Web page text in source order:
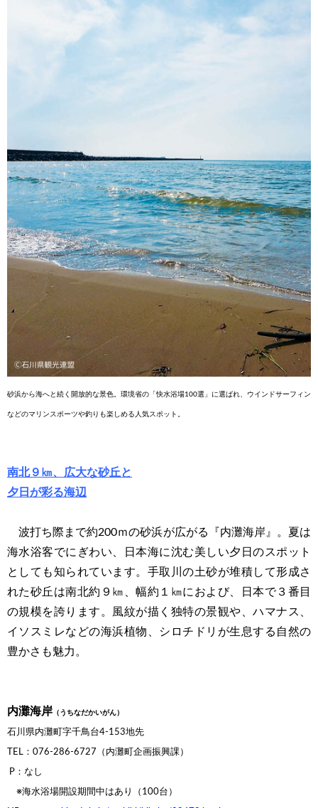
砂浜から海へと続く開放的な景色。環境省の「快水浴場100選」に選ばれ、ウインドサーフィン
などのマリンスポーツや釣り も楽しめる人気スポット。
南北９㎞、広大な砂丘と
夕日が彩る海辺
波打ち際まで約200ｍの砂浜が広がる『内灘海岸』。夏は
海水浴客でにぎわい、日本海に沈む美しい夕日のスポット
としても知られています。手取川の土砂が堆積して形成さ
れた砂丘は南北約９㎞、幅約１㎞におよび、日本で３番目
の規模を誇ります。風紋が描く独特の景観や、ハマナス、
イソスミレなどの海浜植物、シロチドリが生息する自然の
豊かさも魅力。
内灘海岸 （ うちなだかいがん）
石川県内灘町字千鳥台4-153地先
TEL：076-286-6727（内灘町企画振興課）
P：なし
※海水浴場開設期間中はあり（100台）